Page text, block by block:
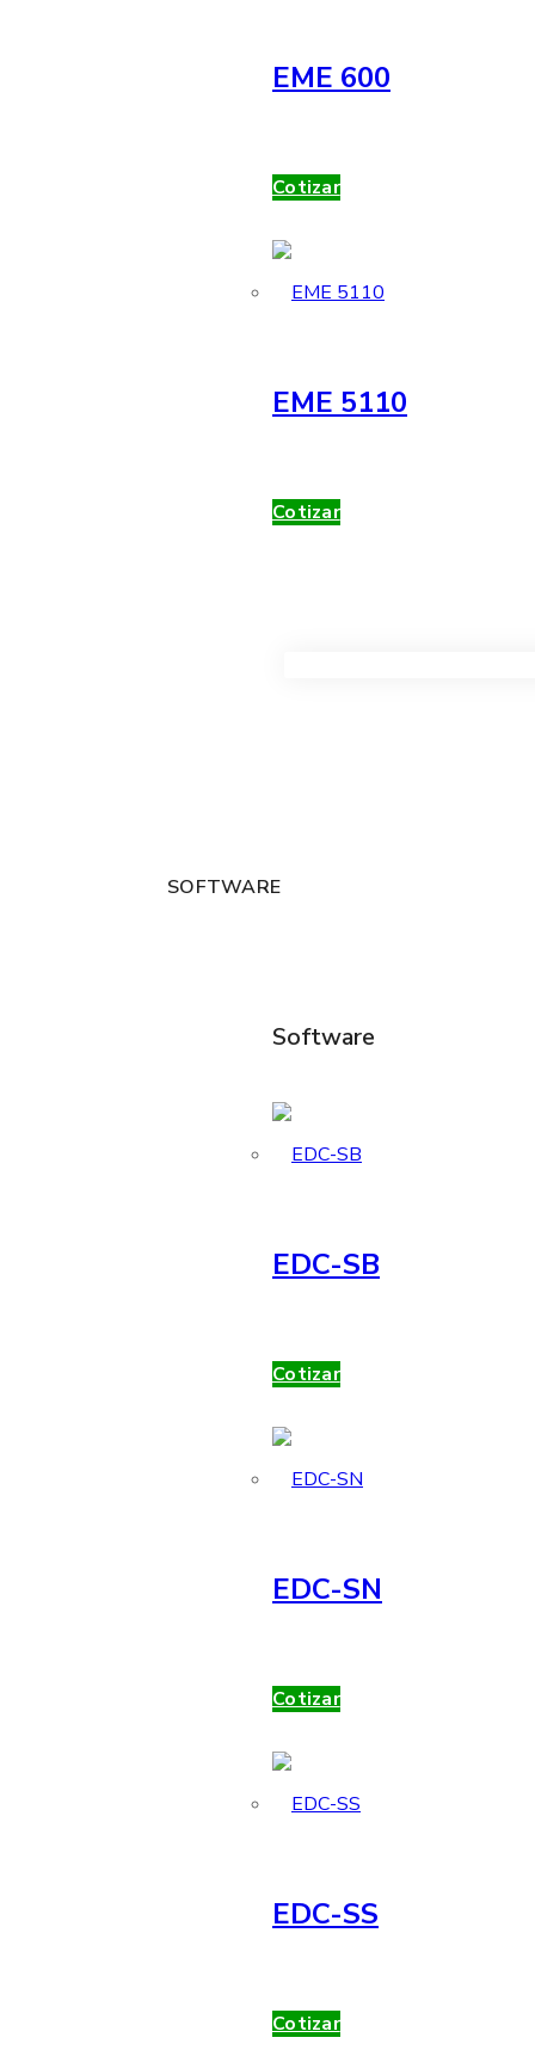
EME 600
Cotizar
EME 5110
Cotizar
SOFTWARE
Software
EDC-SB
Cotizar
EDC-SN
Cotizar
EDC-SS
Cotizar